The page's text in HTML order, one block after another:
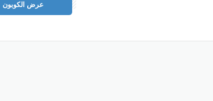
عرض الكوبون